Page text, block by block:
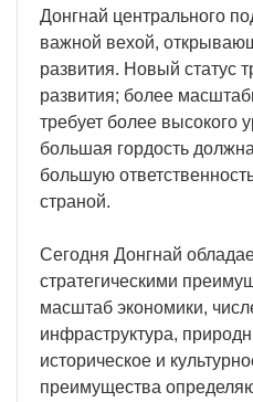
Донгнай центрального
важной вехой,
развития. Новый статус
развития; более
требует более высокого
большая гордость
большую
страной.
Сегодня Донгнай
стратегическими
масштаб экономики,
инфраструктура,
историческое и
преимущества